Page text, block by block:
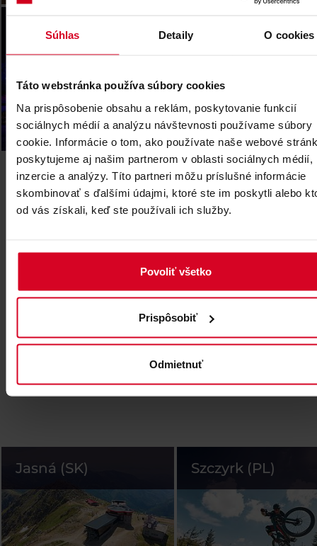
Súhlas Detaily O cookies
Táto webstránka používa súbory cookies
Na prispôsobenie obsahu a reklám, poskytovanie funkcií
sociálnych médií a analýzu návštevnosti používame súbory
cookie. Informácie o tom, ako používate naše webové
poskytujeme aj našim partnerom v oblasti sociálnych médií,
inzercie a analýzy. Títo partneri môžu príslušné informácie
skombinovať s ďalšími údajmi, ktoré ste im poskytli alebo
od vás získali, keď ste používali ich služby.
Povoliť všetko
Prispôsobiť
Odmietnuť
Legendia (PL)
Jasná (SK) Szczyrk (PL)